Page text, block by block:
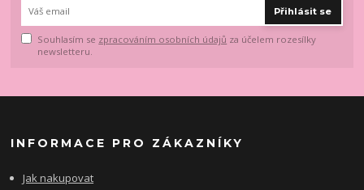
Přihlásit se
Souhlasím se zpracováním osobních údajů za účelem rozesílky
newsletteru.
INFORMACE PRO ZÁKAZNÍKY
Jak nakupovat